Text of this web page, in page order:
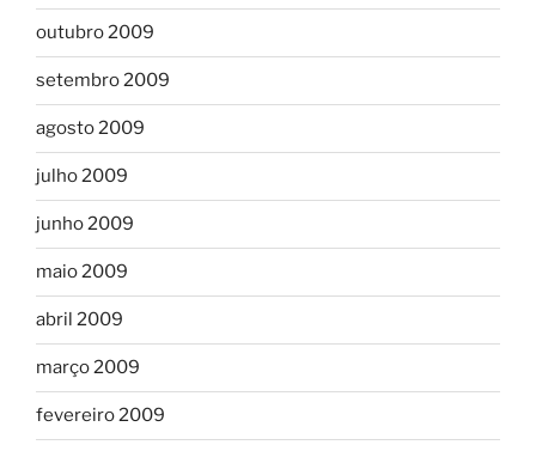
outubro 2009
setembro 2009
agosto 2009
julho 2009
junho 2009
maio 2009
abril 2009
março 2009
fevereiro 2009